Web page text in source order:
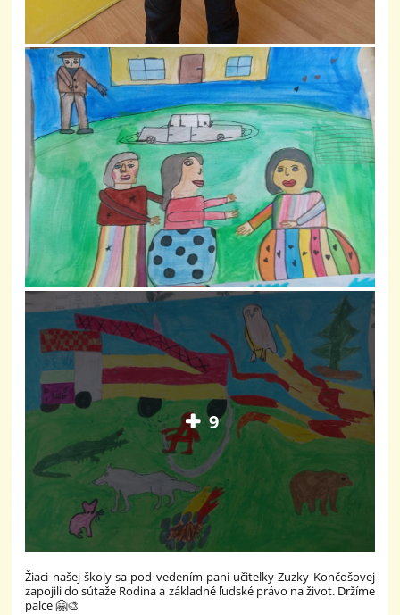
9
Žiaci našej školy sa pod vedením pani učiteľky Zuzky Končošovej
zapojili do sútaže Rodina a základné ľudské právo na život. Držíme
palce 🤗🎨